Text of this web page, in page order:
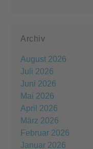
Archiv
August 2026
Juli 2026
Juni 2026
Mai 2026
April 2026
März 2026
Februar 2026
Januar 2026